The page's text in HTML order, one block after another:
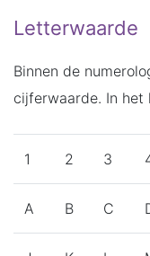
Letterwaarde
Binnen de
cijferwaarde. In
1 2 3
A B C